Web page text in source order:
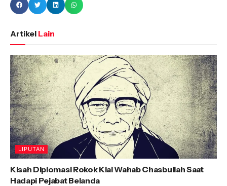
Artikel Lain
LIPUTAN
Kisah Diplomasi Rokok Kiai Wahab Chasbullah Saat
Hadapi Pejabat Belanda